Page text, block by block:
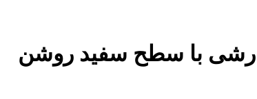
با سطح سفید روشن